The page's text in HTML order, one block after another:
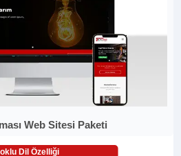
Web Sitesi Paketi
Dil Özelliği